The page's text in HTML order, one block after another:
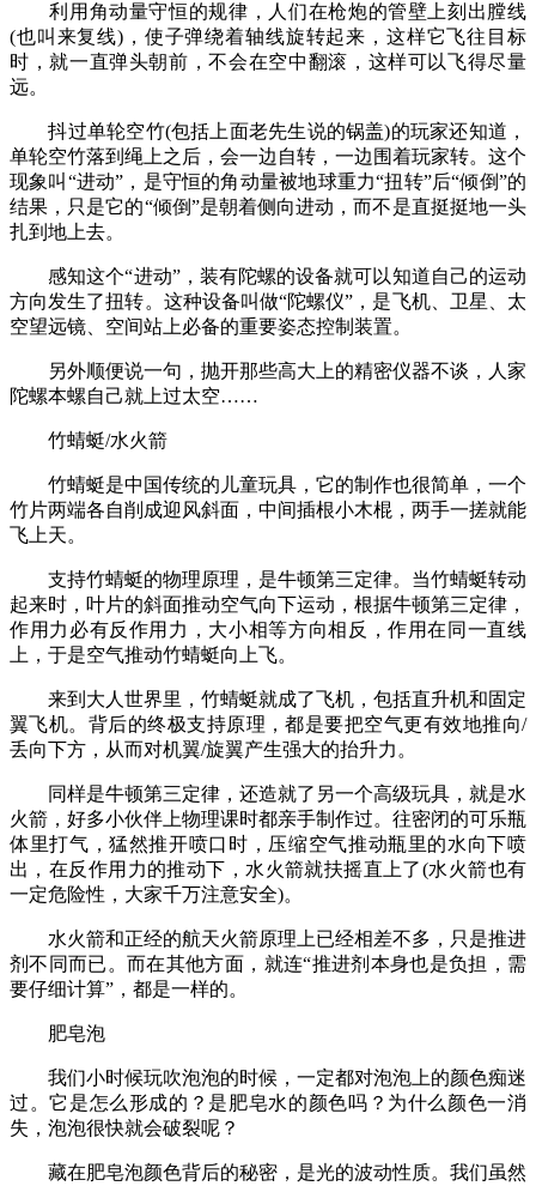
利用角动量守恒的规律，人们在枪炮的管壁上刻出膛线
(也叫来复线)，使子弹绕着轴线旋转起来，这样它飞往目标
时，就一直弹头朝前，不会在空中翻滚，这样可以飞得尽量
远。
抖过单轮空竹(包括上面老先生说的锅盖)的玩家还知道，
单轮空竹落到绳上之后，会一边自转，一边围着玩家转。这个
现象叫“进动”，是守恒的角动量被地球重力“扭转”后“倾倒”的
结果，只是它的“倾倒”是朝着侧向进动，而不是直挺挺地一头
扎到地上去。
感知这个“进动”，装有陀螺的设备就可以知道自己的运动
方向发生了扭转。这种设备叫做“陀螺仪”，是飞机、卫星、太
空望远镜、空间站上必备的重要姿态控制装置。
另外顺便说一句，抛开那些高大上的精密仪器不谈，人家
陀螺本螺自己就上过太空……
竹蜻蜓/水火箭
竹蜻蜓是中国传统的儿童玩具，它的制作也很简单，一个
竹片两端各自削成迎风斜面，中间插根小木棍，两手一搓就能
飞上天。
支持竹蜻蜓的物理原理，是牛顿第三定律。当竹蜻蜓转动
起来时，叶片的斜面推动空气向下运动，根据牛顿第三定律，
作用力必有反作用力，大小相等方向相反，作用在同一直线
上，于是空气推动竹蜻蜓向上飞。
来到大人世界里，竹蜻蜓就成了飞机，包括直升机和固定
翼飞机。背后的终极支持原理，都是要把空气更有效地推向/
丢向下方，从而对机翼/旋翼产生强大的抬升力。
同样是牛顿第三定律，还造就了另一个高级玩具，就是水
火箭，好多小伙伴上物理课时都亲手制作过。往密闭的可乐瓶
体里打气，猛然推开喷口时，压缩空气推动瓶里的水向下喷
出，在反作用力的推动下，水火箭就扶摇直上了(水火箭也有
一定危险性，大家千万注意安全)。
水火箭和正经的航天火箭原理上已经相差不多，只是推进
剂不同而已。而在其他方面，就连“推进剂本身也是负担，需
要仔细计算”，都是一样的。
肥皂泡
我们小时候玩吹泡泡的时候，一定都对泡泡上的颜色痴迷
过。它是怎么形成的？是肥皂水的颜色吗？为什么颜色一消
失，泡泡很快就会破裂呢？
藏在肥皂泡颜色背后的秘密，是光的波动性质。我们虽然